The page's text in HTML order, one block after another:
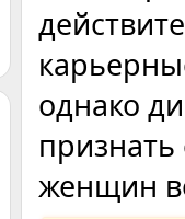
однако
женщин